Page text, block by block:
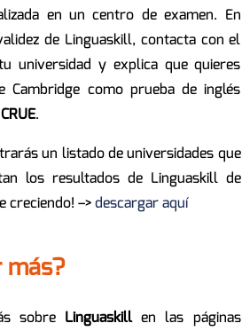
en un centro de examen. En
de Linguaskill, contacta con el
universidad y explica que quieres
Cambridge como prueba de inglés
.
un listado de universidades que
los resultados de Linguaskill de
creciendo! –>descargar aquí
más?
sobre Linguaskillen las páginas